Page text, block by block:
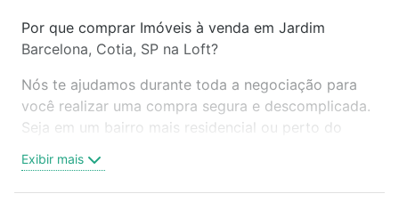
Por que comprar Imóveis à venda em Jardim
Barcelona, Cotia, SP na Loft?
Nós te ajudamos durante toda a negociação para
você realizar uma compra segura e descomplicada.
Seja em um bairro mais residencial ou perto do
oferta ideal de Imóveis à venda em Jardim
Barcelona, Cotia, SP para conquistar seu sonho.
Exibir mais